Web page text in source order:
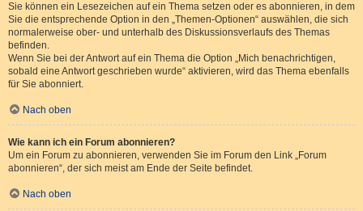
Sie können ein Lesezeichen auf ein Thema setzen oder es abonnieren, in dem
Sie die entsprechende Option in den „Themen-Optionen“ auswählen, die sich
normalerweise ober- und unterhalb des Diskussionsverlaufs des Themas
befinden.
Wenn Sie bei der Antwort auf ein Thema die Option „Mich benachrichtigen,
sobald eine Antwort geschrieben wurde“ aktivieren, wird das Thema ebenfalls
für Sie abonniert.
Nach oben
Wie kann ich ein Forum abonnieren?
Um ein Forum zu abonnieren, verwenden Sie im Forum den Link „Forum
abonnieren“, der sich meist am Ende der Seite befindet.
Nach oben